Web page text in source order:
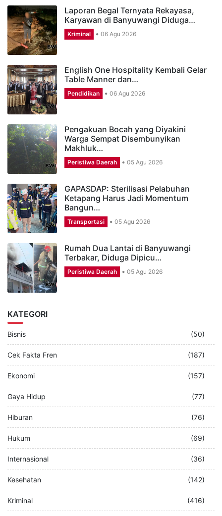
Laporan Begal Ternyata Rekayasa,
Karyawan di Banyuwangi Diduga…
Kriminal 06 Agu 2026
English One Hospitality Kembali Gelar
Table Manner dan…
Pendidikan 06 Agu 2026
Pengakuan Bocah yang Diyakini
Warga Sempat Disembunyikan
Makhluk…
Peristiwa Daerah 05 Agu 2026
GAPASDAP: Sterilisasi Pelabuhan
Ketapang Harus Jadi Momentum
Bangun…
Transportasi 05 Agu 2026
Rumah Dua Lantai di Banyuwangi
Terbakar, Diduga Dipicu…
Peristiwa Daerah 05 Agu 2026
KATEGORI
Bisnis (50)
Cek Fakta Fren (187)
Ekonomi (157)
Gaya Hidup (77)
Hiburan (76)
Hukum (69)
Internasional (36)
Kesehatan (142)
Kriminal (416)